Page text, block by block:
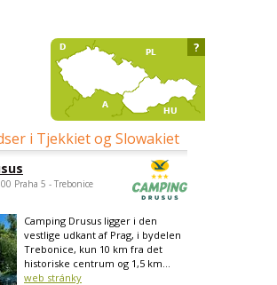
i Tjekkiet og Slowakiet
Praha 5 - Trebonice
Camping Drusus ligger i den
vestlige udkant af Prag, i bydelen
Trebonice, kun 10 km fra det
historiske centrum og 1,5 km...
web stránky
?